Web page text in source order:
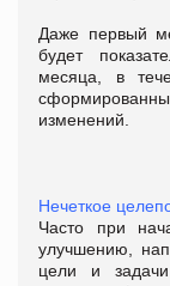
Даже первый
будет
месяца, в
изменений.
Нечеткое
Часто при
улучшению,
цели и